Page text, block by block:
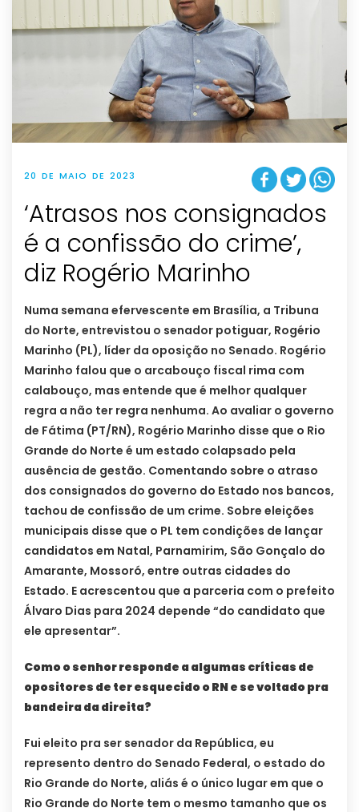
20 DE MAIO DE 2023
‘Atrasos nos consignados
é a confissão do crime’,
diz Rogério Marinho
Numa semana efervescente em Brasília, a Tribuna
do Norte, entrevistou o senador potiguar, Rogério
Marinho (PL), líder da oposição no Senado. Rogério
Marinho falou que o arcabouço fiscal rima com
calabouço, mas entende que é melhor qualquer
regra a não ter regra nenhuma. Ao avaliar o governo
de Fátima (PT/RN), Rogério Marinho disse que o Rio
Grande do Norte é um estado colapsado pela
ausência de gestão. Comentando sobre o atraso
dos consignados do governo do Estado nos bancos,
tachou de confissão de um crime. Sobre eleições
municipais disse que o PL tem condições de lançar
candidatos em Natal, Parnamirim, São Gonçalo do
Amarante, Mossoró, entre outras cidades do
Estado. E acrescentou que a parceria com o prefeito
Álvaro Dias para 2024 depende “do candidato que
ele apresentar”.
Como o senhor responde a algumas críticas de
opositores de ter esquecido o RN e se voltado pra
bandeira da direita?
Fui eleito pra ser senador da República, eu
represento dentro do Senado Federal, o estado do
Rio Grande do Norte, aliás é o único lugar em que o
Rio Grande do Norte tem o mesmo tamanho que os